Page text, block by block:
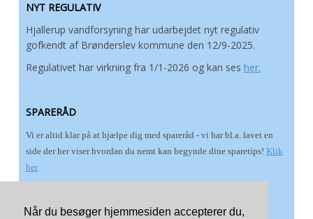
Når du besøger hjemmesiden accepterer du,
NYT REGULATIV
Hjallerup vandforsyning har udarbejdet nyt regulativ
gofkendt af Brønderslev kommune den 12/9-2025.
Regulativet har virkning fra 1/1-2026 og kan ses her.
SPARERÅD
Vi er altid klar på at hjælpe dig med spareråd - vi har bl.a. lavet en
side der her viser hvordan du nemt kan begynde dine sparetips! Klik
her
indkøsel eller kloaker kan det tit passe ind med at man får ny